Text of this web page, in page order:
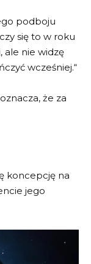
podboju
się to w roku
ale nie widzę
wcześniej.“
że za
koncepcję na
jego